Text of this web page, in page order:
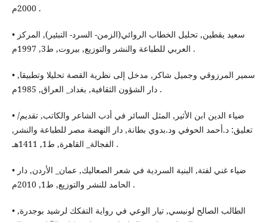
2000م .
• سعيد يقطين, تحليل الخطاب الروائي(الزمن- السرد- التبئير), المركز
العربي للطباعة والنشر والتوزيع, بيروت, ط3, 1997م .
• سمير المرزوقي وجميل شاكر, مدخل إلى نظرية القصة تحليلا وتطبيقا,
دار الشؤون الثقافية, بغداد_ العراق, 1985م .
• ضياء الدين ابن الأثير, المثل السائر في أدب الشاعر والكاتب, تقديم/
تعليق: د.أحمد الحوفي ود.بدوي بطانة, دار النهضة مصر للطباعة والنشر,
الفجالة_ القاهرة, ط1, 1411هـ .
• ضياء غني لفتة, البنية السردية في شعر الصعاليك, عمان_ الأردن, دار
الحامد للنشر والتوزيع, ط1, 2010م .
• الطالب الصالح لونيسي, تيار الوعي في رواية التفكك لرشيد بوجدرة,